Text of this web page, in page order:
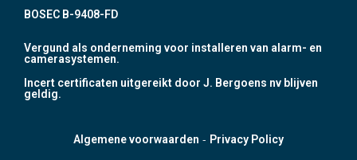
BOSEC B-9408-FD
Vergund als onderneming voor installeren van alarm- en
camerasystemen.
Incert certificaten uitgereikt door J. Bergoens nv blijven
geldig.
Algemene voorwaarden - Privacy Policy